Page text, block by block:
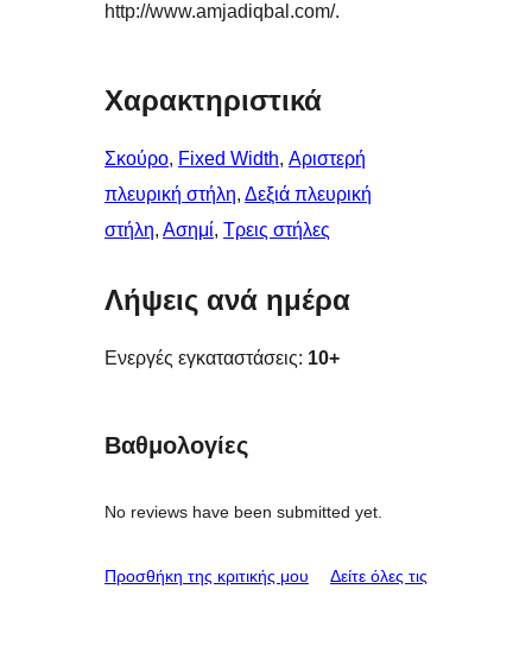
http://www.amjadiqbal.com/.
Χαρακτηριστικά
Σκούρο, Fixed Width, Αριστερή
πλευρική στήλη, Δεξιά πλευρική
στήλη, Ασημί, Τρεις στήλες
Λήψεις ανά ημέρα
Ενεργές εγκαταστάσεις: 10+
Βαθμολογίες
No reviews have been submitted yet.
Προσθήκη της κριτικής μου Δείτε όλες τις